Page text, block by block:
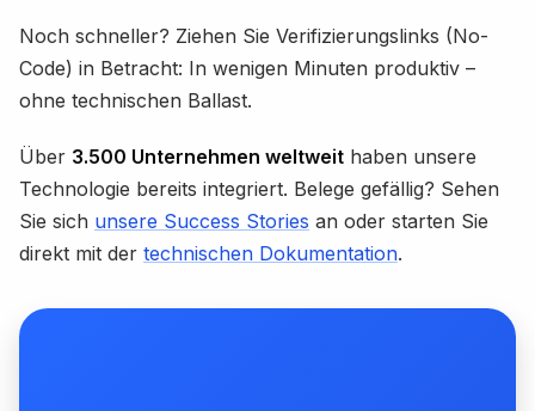
Noch schneller? Ziehen Sie Verifizierungslinks (No-
Code) in Betracht: In wenigen Minuten produktiv –
ohne technischen Ballast.
Über 3.500 Unternehmen weltweit haben unsere
Technologie bereits integriert. Belege gefällig? Sehen
Sie sich unsere Success Stories an oder starten Sie
direkt mit der technischen Dokumentation.